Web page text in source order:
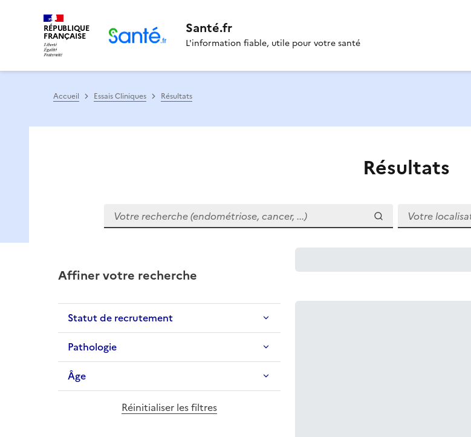
RÉPUBLIQUE
FRANÇAISE Santé.fr
L'information fiable, utile pour votre santé
Accueil Essais Cliniques Résultats
Résultats
Votre recherche (endométriose, cancer, ...) Votre
Affiner votre recherche
Statut de recrutement
Pathologie
Âge
Réinitialiser les filtres